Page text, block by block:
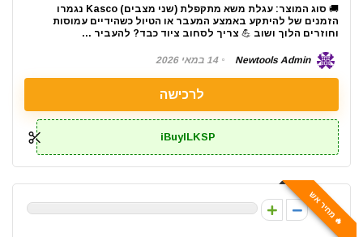
🚚 סוג המוצר: עגלת משא מתקפלת (שני מצבים) Kasco נגמרו
הזמנים של להיתקע באמצע המעבר או הטיול כשהידיים עמוסות
וחוזרים הלוך ושוב 💪 צריך לסחוב ציוד כבד? להעביר ...
Newtools Admin 14 במאי 2026
לרכישה
iBuyILKSP
🔥 מחיר אש
0